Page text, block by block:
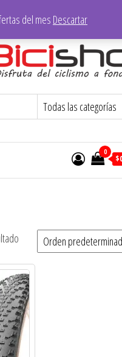
Disfruta del ciclismo a fondo
0
del mes Descartar